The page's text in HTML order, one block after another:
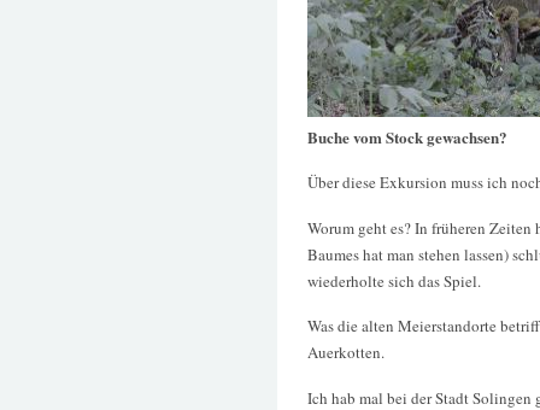
Buche vom Stock gewachsen?
Über diese Exkursion muss ich
Worum geht es? In früheren Zeiten
Baumes hat man stehen lassen)
wiederholte sich das Spiel.
Was die alten Meierstandorte
Auerkotten.
Ich hab mal bei der Stadt Solingen